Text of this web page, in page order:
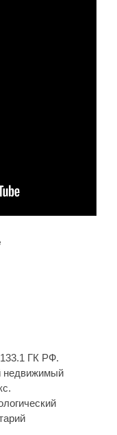
ГК РФ.
недвижимый